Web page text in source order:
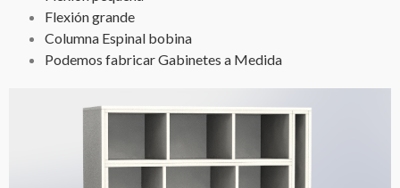
Flexión grande
Columna Espinal bobina
Podemos fabricar Gabinetes a Medida